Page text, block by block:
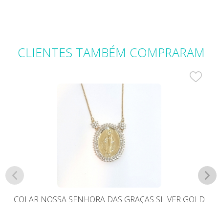
CLIENTES TAMBÉM COMPRARAM
COLAR NOSSA SENHORA DAS GRAÇAS SILVER GOLD